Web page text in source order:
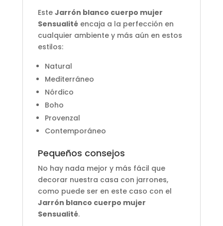
Este Jarrón blanco cuerpo mujer
Sensualitéencaja a la perfección en
cualquier ambiente y más aún en estos
estilos:
Natural
Mediterráneo
Nórdico
Boho
Provenzal
Contemporáneo
Pequeños consejos
No hay nada mejor y más fácil que
decorar nuestra casa con jarrones,
como puede ser en este caso con el
Jarrón blanco cuerpo mujer
Sensualité.